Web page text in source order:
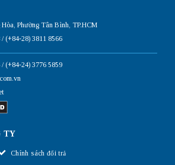
Phường Tân Bình, TP.HCM
(+84-28) 3811 8566
(+84-24) 3776 5859
TY
Chính sách đổi trả